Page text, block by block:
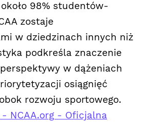
około 98% studentów-
zostaje
w dziedzinach innych niż
podkreśla znaczenie
w dążeniach
osiągnięć
rozwoju sportowego.
- NCAA.org - Oficjalna